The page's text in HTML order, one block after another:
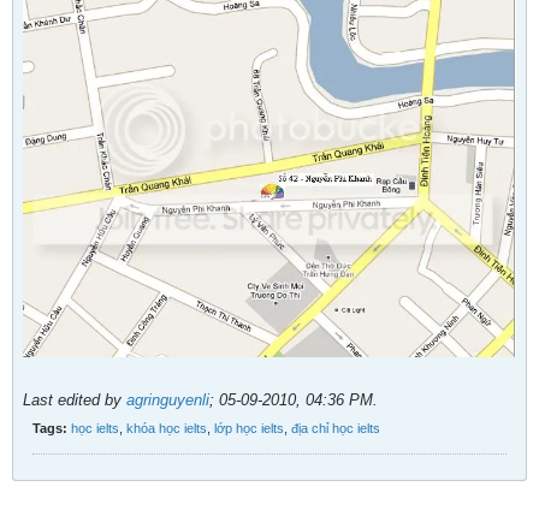
Last edited by agringuyenli; 05-09-2010, 04:36 PM
Tags: học ielts khóa học ielts lớp học ielts địa chỉ học ielts